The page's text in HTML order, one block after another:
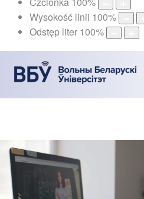
Wysokość linii 100%
Odstęp liter 100%